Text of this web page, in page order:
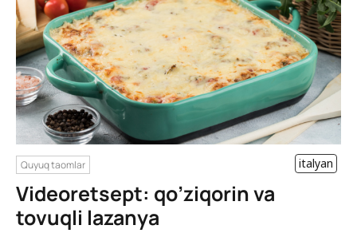
Quyuq taomlar italyan
Videoretsept: qo’ziqorin va
tovuqli lazanya